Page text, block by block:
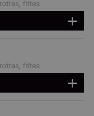
frites
frites